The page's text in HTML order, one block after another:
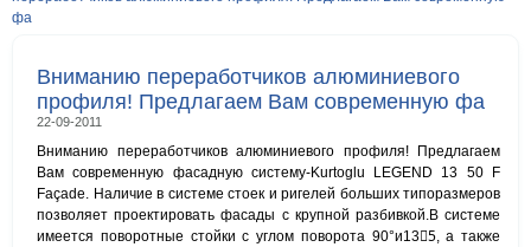
фа
Вниманию переработчиков алюминиевого
профиля! Предлагаем Вам современную фа
22-09-2011
Вниманию переработчиков алюминиевого профиля! Предлагаем
Вам современную фасадную систему-Kurtoglu LEGEND 13 50 F
Façade. Наличие в системе стоек и ригелей больших типоразмеров
позволяет проектировать фасады с крупной разбивкой.В системе
имеется поворотные стойки с углом поворота 90°и135ْ, а также